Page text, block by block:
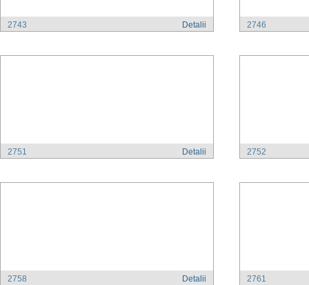
Detalii
2743 2746
Detalii
2751 2752
Detalii
2758 2761